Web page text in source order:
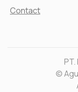
Contact
PT.
©